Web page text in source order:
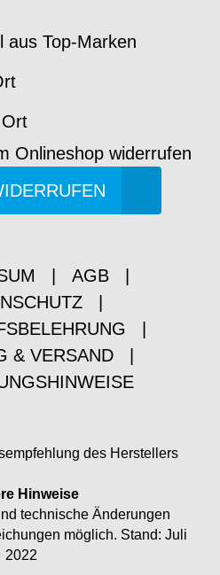
aus Top-Marken
Onlineshop widerrufen
AGB
& VERSAND
des Herstellers
Hinweise
technische Änderungen
möglich. Stand: Juli
2022